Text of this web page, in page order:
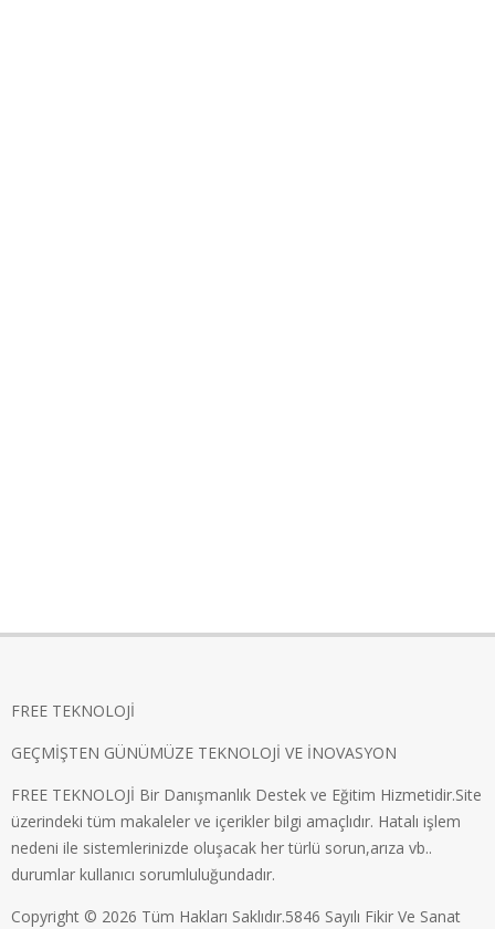
FREE TEKNOLOJİ
GEÇMİŞTEN GÜNÜMÜZE TEKNOLOJİ VE İNOVASYON
FREE TEKNOLOJİ Bir Danışmanlık Destek ve Eğitim Hizmetidir.Site
üzerindeki tüm makaleler ve içerikler bilgi amaçlıdır. Hatalı işlem
nedeni ile sistemlerinizde oluşacak her türlü sorun,arıza vb..
durumlar kullanıcı sorumluluğundadır.
Copyright © 2026 Tüm Hakları Saklıdır.5846 Sayılı Fikir Ve Sanat